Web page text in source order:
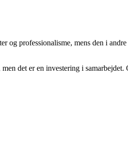
og professionalisme, mens den i
det er en investering i samarbejdet.